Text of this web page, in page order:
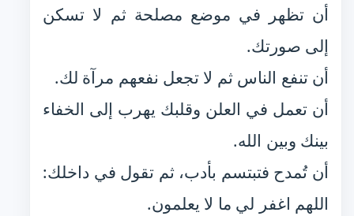
أن تظهر في موضع مصلحة ثم لا تسكن
إلى صورتك.
أن تنفع الناس ثم لا تجعل نفعهم مرآة لك.
أن تعمل في العلن وقلبك يهرب إلى الخفاء
بينك وبين الله.
أن تُمدح فتبتسم بأدب، ثم تقول في داخلك:
اللهم اغفر لي ما لا يعلمون.